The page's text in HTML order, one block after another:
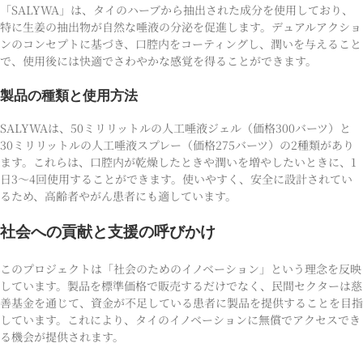
「SALYWA」は、タイのハーブから抽出された成分を使用しており、
特に生姜の抽出物が自然な唾液の分泌を促進します。デュアルアクショ
ンのコンセプトに基づき、口腔内をコーティングし、潤いを与えること
で、使用後には快適でさわやかな感覚を得ることができます。
製品の種類と使用方法
SALYWAは、50ミリリットルの人工唾液ジェル（価格300バーツ）と
30ミリリットルの人工唾液スプレー（価格275バーツ）の2種類があり
ます。これらは、口腔内が乾燥したときや潤いを増やしたいときに、1
日3〜4回使用することができます。使いやすく、安全に設計されてい
るため、高齢者やがん患者にも適しています。
社会への貢献と支援の呼びかけ
このプロジェクトは「社会のためのイノベーション」という理念を反映
しています。製品を標準価格で販売するだけでなく、民間セクターは慈
善基金を通じて、資金が不足している患者に製品を提供することを目指
しています。これにより、タイのイノベーションに無償でアクセスでき
る機会が提供されます。